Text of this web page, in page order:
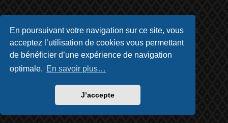
En poursuivant votre navigation sur ce site, vous
acceptez l’utilisation de cookies vous permettant
de bénéficier d’une expérience de navigation
optimale. En savoir plus…
J’accepte